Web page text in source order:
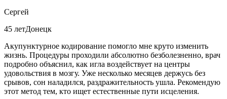
Сергей
45 летДонецк
Акупунктурное кодирование помогло мне круто изменить
жизнь. Процедуры проходили абсолютно безболезненно, врач
подробно объяснил, как игла воздействует на центры
удовольствия в мозгу. Уже несколько месяцев держусь без
срывов, сон наладился, раздражительность ушла. Рекомендую
этот метод тем, кто ищет естественные пути исцеления.